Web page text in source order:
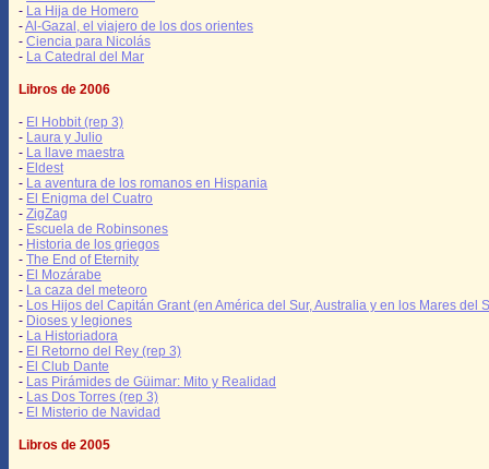
- La Hija de Homero
-Al-Gazal, el viajero de los dos orientes
- Ciencia para Nicolás
- La Catedral del Mar
Libros de 2006
- El Hobbit (rep 3)
- Laura y Julio
- La llave maestra
- Eldest
- La aventura de los romanos en Hispania
- El Enigma del Cuatro
- ZigZag
- Escuela de Robinsones
- Historia de los griegos
- The End of Eternity
- El Mozárabe
- La caza del meteoro
- Los Hijos del Capitán Grant (en América del Sur, Australia y en los Mares del
- Dioses y legiones
- La Historiadora
- El Retorno del Rey (rep 3)
- El Club Dante
- Las Pirámides de Güimar: Mito y Realidad
- Las Dos Torres (rep 3)
- El Misterio de Navidad
Libros de 2005